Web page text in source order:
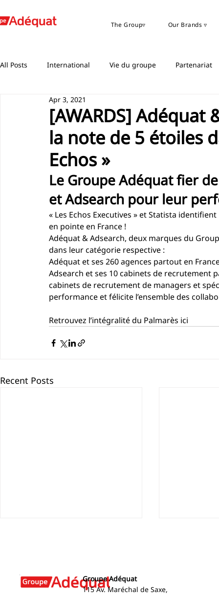
The Group▿ Our Brands ▿
All Posts International Vie du groupe Partenariat
[AWARDS] Adéquat
la note de 5 étoiles
Echos »
Apr 3, 2021
Le Groupe Adéquat fier
et Adsearch pour leur
« Les Echos Executives » et Statista
en pointe en France !
Adéquat & Adsearch, deux marques du
dans leur catégorie respective :
Adéquat et ses 260 agences partout en
Adsearch et ses 10 cabinets de recrutement
cabinets de recrutement de managers et
performance et félicite l’ensemble des
Retrouvez l’intégralité du Palmarès ici
Recent Posts
Groupe Adéquat
115 Av. Maréchal de Saxe,